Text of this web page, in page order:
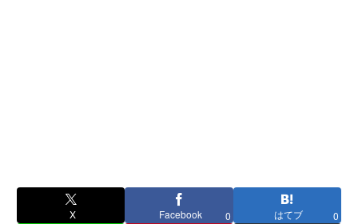
X Facebook 0 はてブ 0